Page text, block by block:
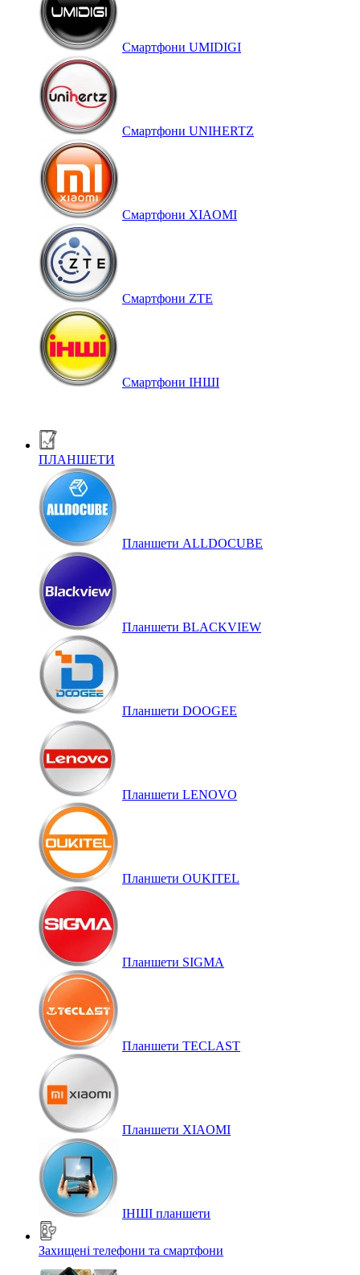
Смартфони UMIDIGI
Смартфони UNIHERTZ
Смартфони XIAOMI
Смартфони ZTE
Смартфони ІНШІ
ПЛАНШЕТИ
Планшети ALLDOCUBE
Планшети BLACKVIEW
Планшети DOOGEE
Планшети LENOVO
Планшети OUKITEL
Планшети SIGMA
Планшети TECLAST
Планшети XIAOMI
ІНШІ планшети
Захищені телефони та смартфони